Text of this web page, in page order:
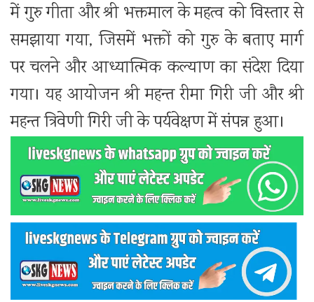
में गुरु गीता और श्री भक्तमाल के महत्व को विस्तार से
समझाया गया, जिसमें भक्तों को गुरु के बताए मार्ग
पर चलने और आध्यात्मिक कल्याण का संदेश दिया
गया। यह आयोजन श्री महन्त रीमा गिरी जी और श्री
महन्त त्रिवेणी गिरी जी के पर्यवेक्षण में संपन्न हुआ।